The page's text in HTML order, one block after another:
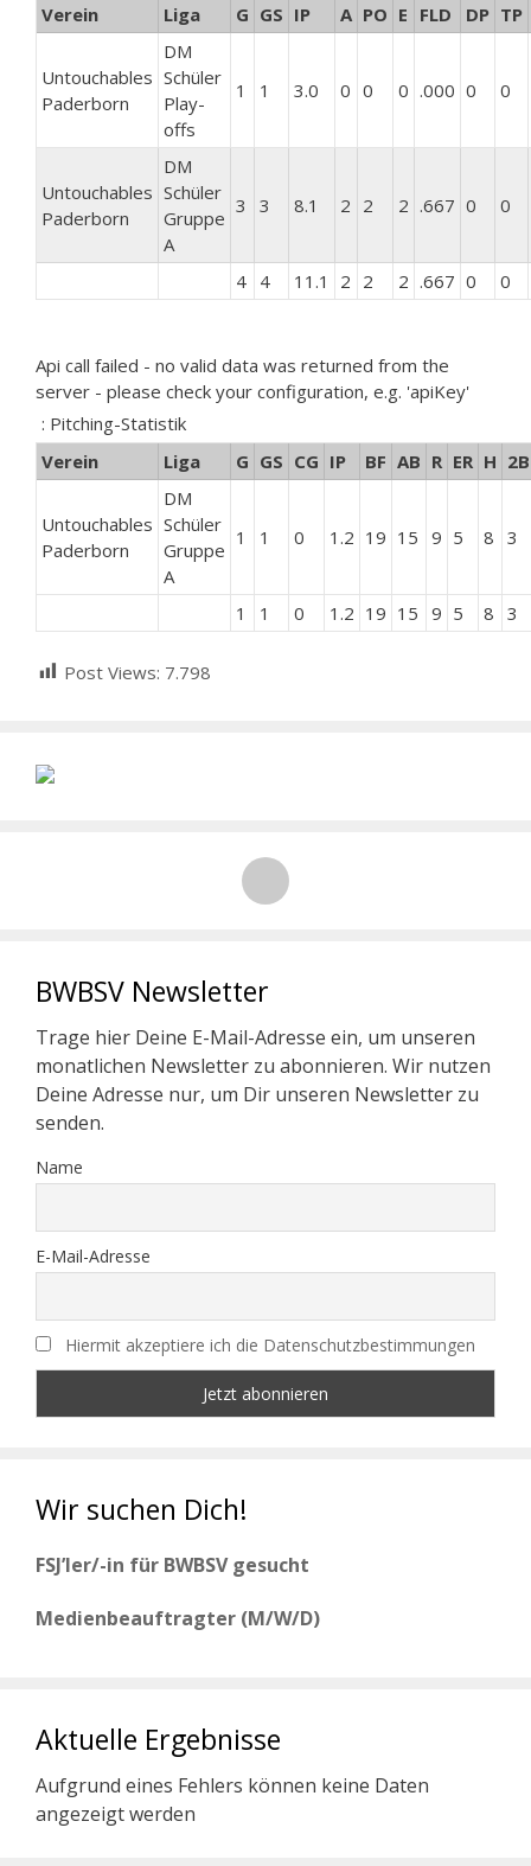
Verein
Liga G GS IP A PO E FLD DP TP
Untouchables
Paderborn
DM
Schüler
Play-
offs
1 1 3.0 0 0 0 .000 0 0
Untouchables
Paderborn
DM
Schüler
Gruppe
A
3 3 8.1 2 2 2 .667 0 0
4 4 11.1 2 2 2 .667 0 0
Api call failed - no valid data was returned from the
server - please check your configuration, e.g. 'apiKey'
: Pitching-Statistik
Verein
Liga G GS CG IP BF AB R ER H 2B
Untouchables
Paderborn
DM
Schüler
Gruppe
A
1 1 0 1.2 19 15 9 5 8 3
1 1 0 1.2 19 15 9 5 8 3
Post Views: 7.798
BWBSV Newsletter
Trage hier Deine E-Mail-Adresse ein, um unseren
monatlichen Newsletter zu abonnieren. Wir nutzen
Deine Adresse nur, um Dir unseren Newsletter zu
senden.
Name
E-Mail-Adresse
Hiermit akzeptiere ich die Datenschutzbestimmungen
Wir suchen Dich!
FSJ’ler/-in für BWBSV gesucht
Medienbeauftragter (M/W/D)
Aktuelle Ergebnisse
Aufgrund eines Fehlers können keine Daten
angezeigt werden